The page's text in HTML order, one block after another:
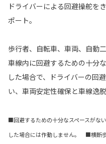
ドライバーによる回避操舵を
ポート。
歩行者、自転車、車両、自動
車線内に回避するための十分
した場合で、ドライバーの回
い、車両安定性確保と車線逸
■回避するための十分なスペースがな
した場合には作動しません。 ■横断